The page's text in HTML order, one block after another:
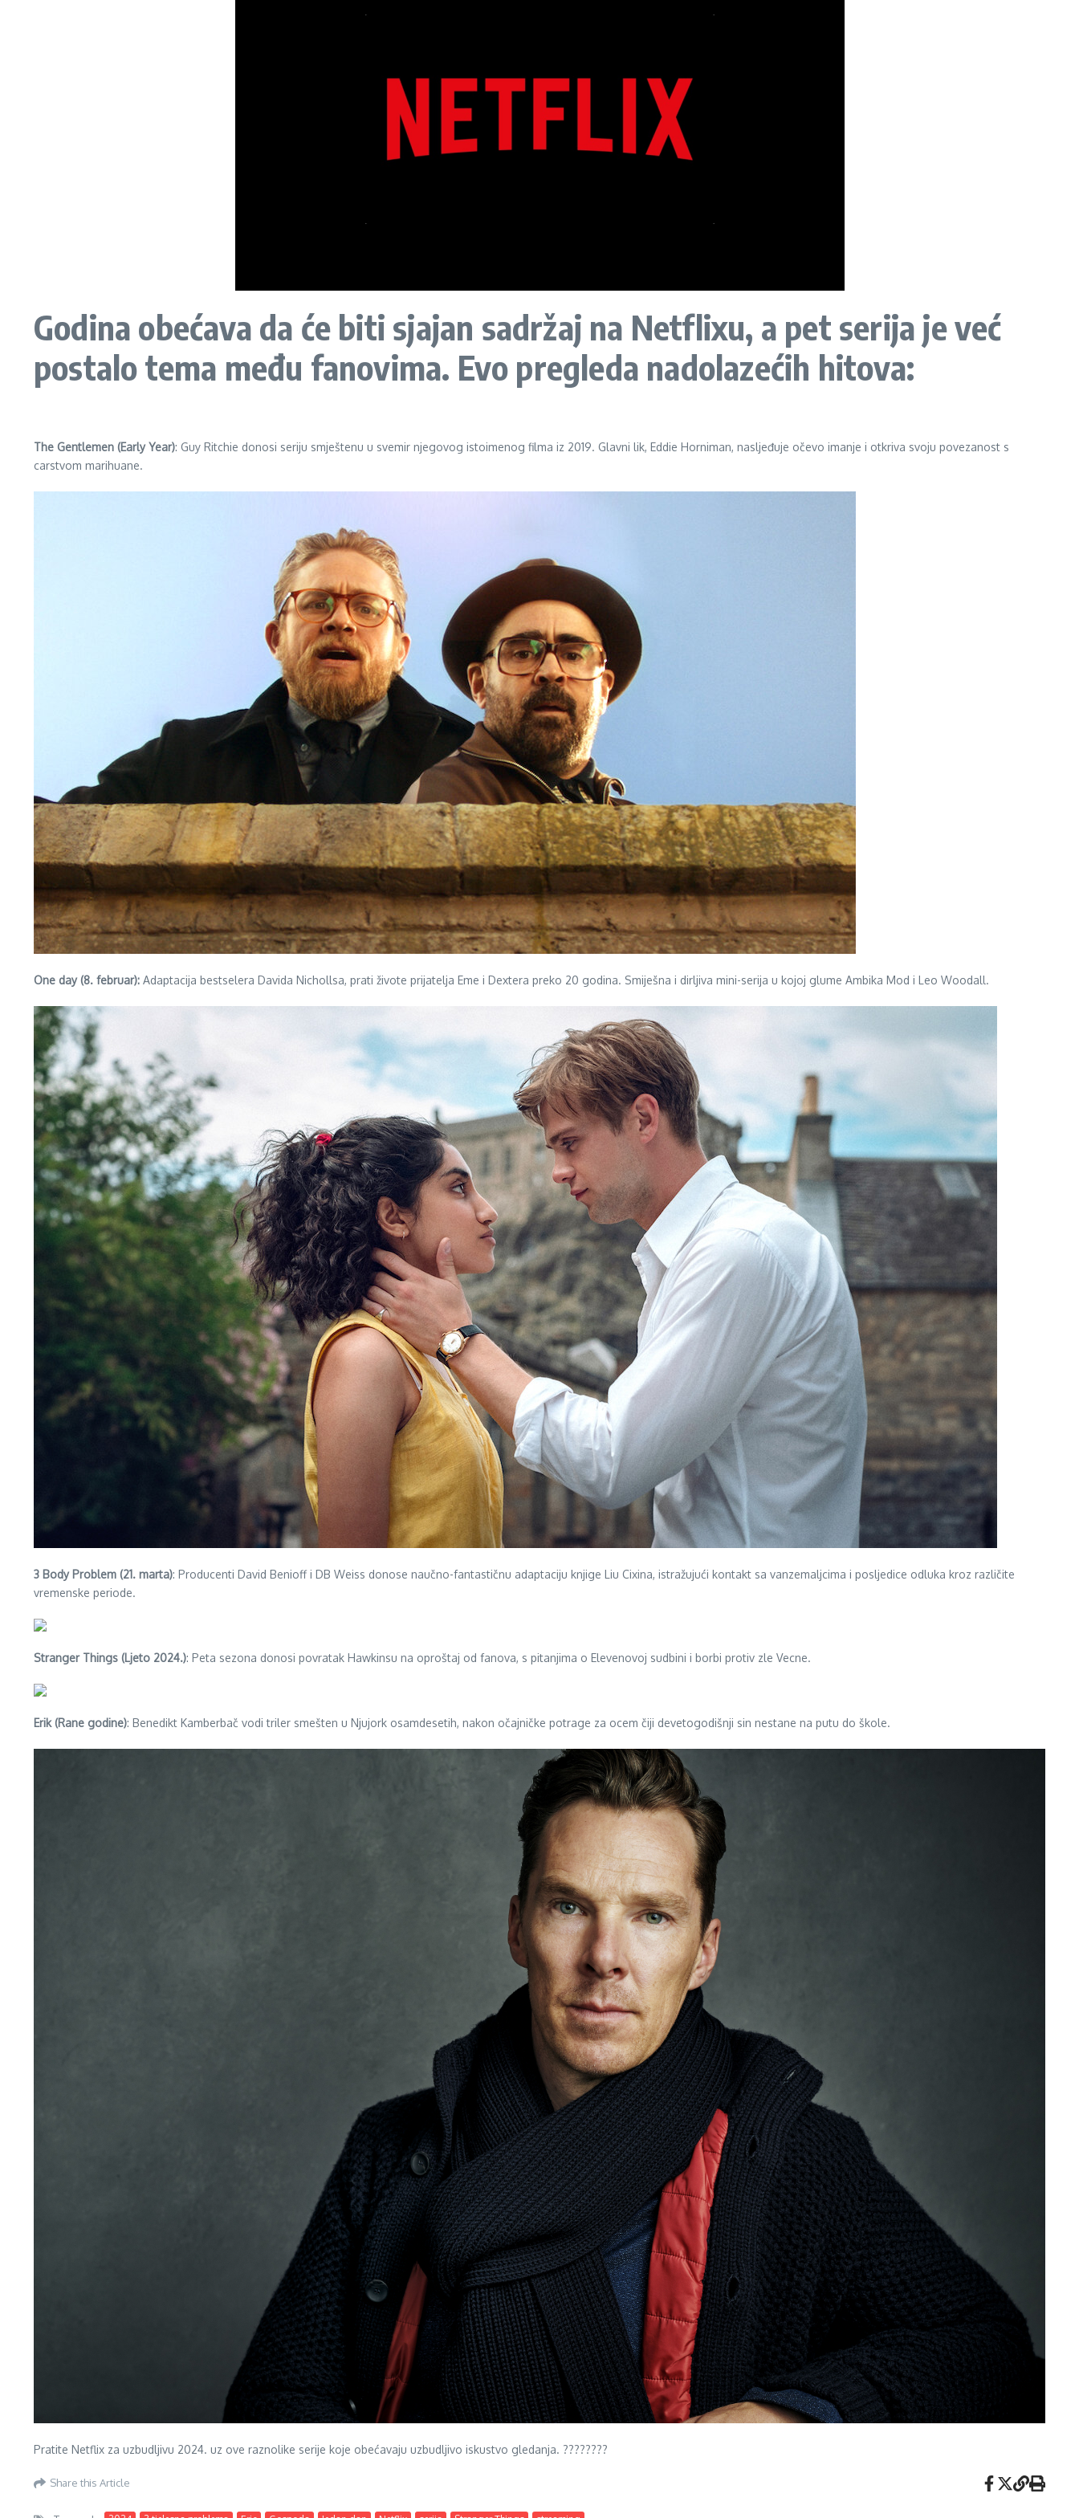
Godina obećava da će biti sjajan sadržaj na Netflixu, a pet serija je već
postalo tema među fanovima. Evo pregleda nadolazećih hitova:
The Gentlemen (Early Year): Guy Ritchie donosi seriju smještenu u svemir njegovog istoimenog filma iz 2019. Glavni lik, Eddie Horniman, nasljeđuje očevo imanje i otkriva svoju povezanost s
carstvom marihuane.
One day (8. februar): Adaptacija bestselera Davida Nichollsa, prati živote prijatelja Eme i Dextera preko 20 godina. Smiješna i dirljiva mini-serija u kojoj glume Ambika Mod i Leo Woodall.
3 Body Problem (21. marta): Producenti David Benioff i DB Weiss donose naučno-fantastičnu adaptaciju knjige Liu Cixina, istražujući kontakt sa vanzemaljcima i posljedice odluka kroz različite
vremenske periode.
Stranger Things (Ljeto 2024.): Peta sezona donosi povratak Hawkinsu na oproštaj od fanova, s pitanjima o Elevenovoj sudbini i borbi protiv zle Vecne.
Erik (Rane godine): Benedikt Kamberbač vodi triler smešten u Njujork osamdesetih, nakon očajničke potrage za ocem čiji devetogodišnji sin nestane na putu do škole.
Pratite Netflix za uzbudljivu 2024. uz ove raznolike serije koje obećavaju uzbudljivo iskustvo gledanja. ????????
Share this Article